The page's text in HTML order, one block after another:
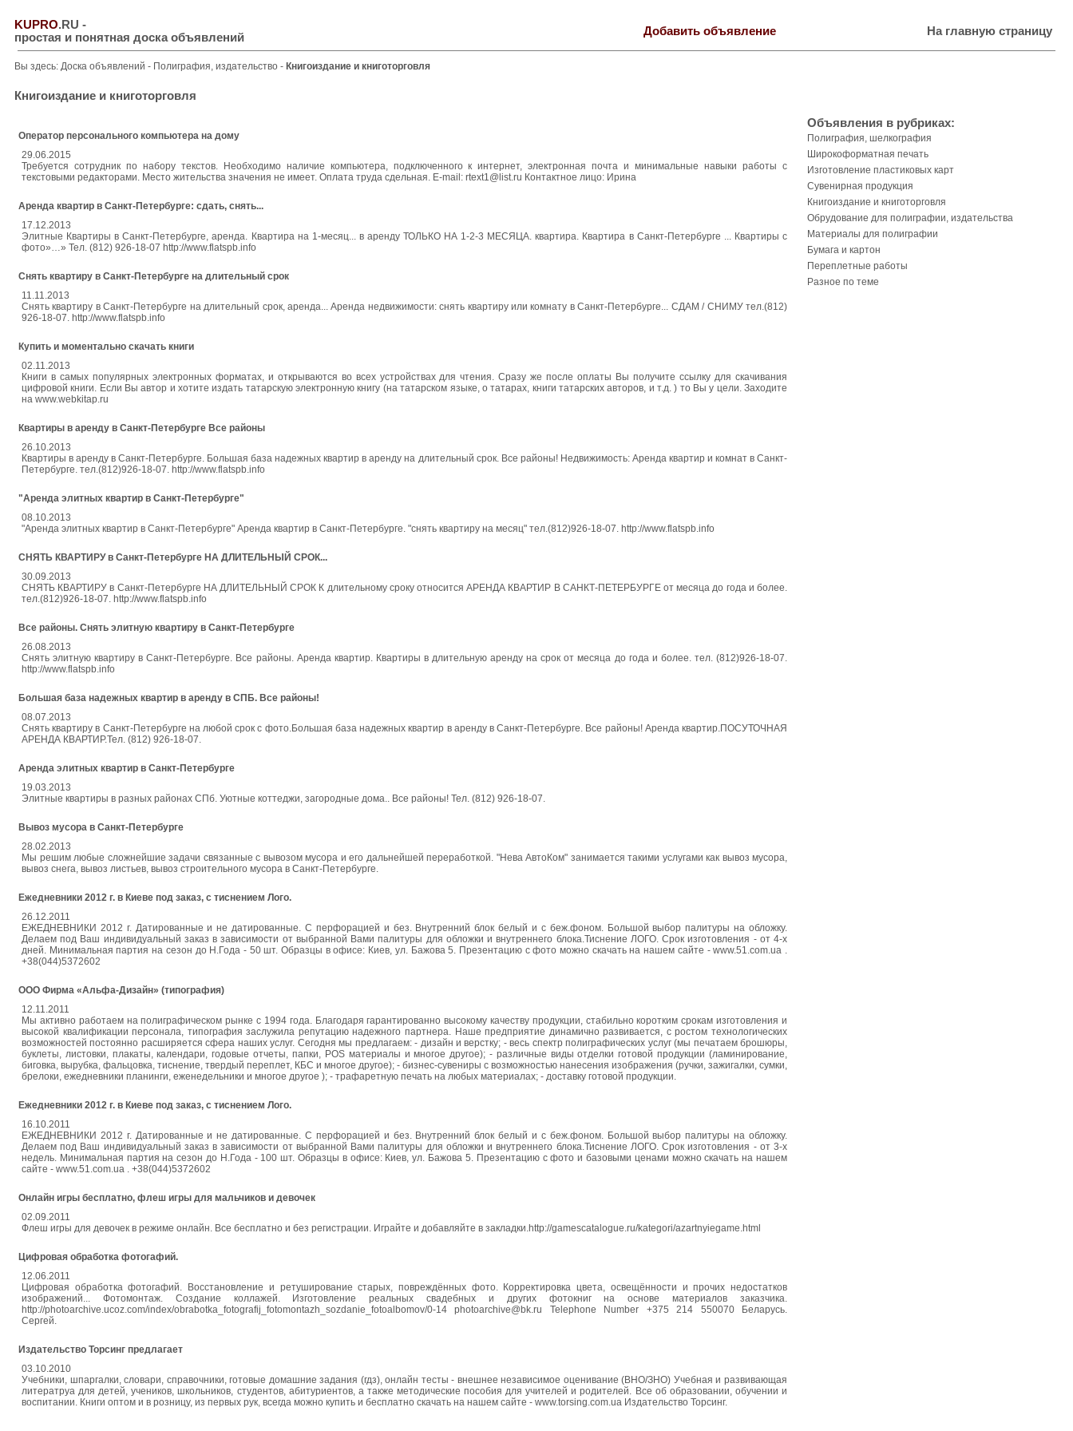
KUPRO.RU -
простая и понятная доска объявлений
Добавить объявление На главную страницу
Вы здесь: Доска объявлений - Полиграфия, издательство - Книгоиздание и книготорговля
Книгоиздание и книготорговля
Оператор персонального компьютера на дому
29.06.2015
Требуется сотрудник по набору текстов. Необходимо наличие компьютера, подключенного к интернет, электронная почта и минимальные навыки работы с
текстовыми редакторами. Место жительства значения не имеет. Оплата труда сдельная. E-mail: rtext1@list.ru Контактное лицо: Ирина
Аренда квартир в Санкт-Петербурге: сдать, снять...
17.12.2013
Элитные Квартиры в Санкт-Петербурге, аренда. Квартира на 1-месяц... в аренду ТОЛЬКО НА 1-2-3 МЕСЯЦА. квартира. Квартира в Санкт-Петербурге ... Квартиры с
фото»…» Тел. (812) 926-18-07 http://www.flatspb.info
Снять квартиру в Санкт-Петербурге на длительный срок
11.11.2013
Снять квартиру в Санкт-Петербурге на длительный срок, аренда... Аренда недвижимости: снять квартиру или комнату в Санкт-Петербурге... СДАМ / СНИМУ тел.(812)
926-18-07. http://www.flatspb.info
Купить и моментально скачать книги
02.11.2013
Книги в самых популярных электронных форматах, и открываются во всех устройствах для чтения. Сразу же после оплаты Вы получите ссылку для скачивания
цифровой книги. Если Вы автор и хотите издать татарскую электронную книгу (на татарском языке, о татарах, книги татарских авторов, и т.д. ) то Вы у цели. Заходите
на www.webkitap.ru
Квартиры в аренду в Санкт-Петербурге Все районы
26.10.2013
Квартиры в аренду в Санкт-Петербурге. Большая база надежных квартир в аренду на длительный срок. Все районы! Недвижимость: Аренда квартир и комнат в Санкт-
Петербурге. тел.(812)926-18-07. http://www.flatspb.info
"Аренда элитных квартир в Санкт-Петербурге"
08.10.2013
"Аренда элитных квартир в Санкт-Петербурге" Аренда квартир в Санкт-Петербурге. "снять квартиру на месяц" тел.(812)926-18-07. http://www.flatspb.info
СНЯТЬ КВАРТИРУ в Санкт-Петербурге НА ДЛИТЕЛЬНЫЙ СРОК...
30.09.2013
СНЯТЬ КВАРТИРУ в Санкт-Петербурге НА ДЛИТЕЛЬНЫЙ СРОК К длительному сроку относится АРЕНДА КВАРТИР В САНКТ-ПЕТЕРБУРГЕ от месяца до года и более.
тел.(812)926-18-07. http://www.flatspb.info
Все районы. Снять элитную квартиру в Санкт-Петербурге
26.08.2013
Снять элитную квартиру в Санкт-Петербурге. Все районы. Аренда квартир. Квартиры в длительную аренду на срок от месяца до года и более. тел. (812)926-18-07.
http://www.flatspb.info
Большая база надежных квартир в аренду в СПБ. Все районы!
08.07.2013
Снять квартиру в Санкт-Петербурге на любой срок с фото.Большая база надежных квартир в аренду в Санкт-Петербурге. Все районы! Аренда квартир.ПОСУТОЧНАЯ
АРЕНДА КВАРТИР.Тел. (812) 926-18-07.
Аренда элитных квартир в Санкт-Петербурге
19.03.2013
Элитные квартиры в разных районах СПб. Уютные коттеджи, загородные дома.. Все районы! Тел. (812) 926-18-07.
Вывоз мусора в Санкт-Петербурге
28.02.2013
Мы решим любые сложнейшие задачи связанные с вывозом мусора и его дальнейшей переработкой. "Нева АвтоКом" занимается такими услугами как вывоз мусора,
вывоз снега, вывоз листьев, вывоз строительного мусора в Санкт-Петербурге.
Ежедневники 2012 г. в Киеве под заказ, с тиснением Лого.
26.12.2011
ЕЖЕДНЕВНИКИ 2012 г. Датированные и не датированные. С перфорацией и без. Внутренний блок белый и с беж.фоном. Большой выбор палитуры на обложку.
Делаем под Ваш индивидуальный заказ в зависимости от выбранной Вами палитуры для обложки и внутреннего блока.Тиснение ЛОГО. Срок изготовления - от 4-х
дней. Минимальная партия на сезон до Н.Года - 50 шт. Образцы в офисе: Киев, ул. Бажова 5. Презентацию с фото можно скачать на нашем сайте - www.51.com.ua .
+38(044)5372602
ООО Фирма «Альфа-Дизайн» (типография)
12.11.2011
Мы активно работаем на полиграфическом рынке с 1994 года. Благодаря гарантированно высокому качеству продукции, стабильно коротким срокам изготовления и
высокой квалификации персонала, типография заслужила репутацию надежного партнера. Наше предприятие динамично развивается, с ростом технологических
возможностей постоянно расширяется сфера наших услуг. Сегодня мы предлагаем: - дизайн и верстку; - весь спектр полиграфических услуг (мы печатаем брошюры,
буклеты, листовки, плакаты, календари, годовые отчеты, папки, POS материалы и многое другое); - различные виды отделки готовой продукции (ламинирование,
биговка, вырубка, фальцовка, тиснение, твердый переплет, КБС и многое другое); - бизнес-сувениры с возможностью нанесения изображения (ручки, зажигалки, сумки,
брелоки, ежедневники планинги, еженедельники и многое другое ); - трафаретную печать на любых материалах; - доставку готовой продукции.
Ежедневники 2012 г. в Киеве под заказ, с тиснением Лого.
16.10.2011
ЕЖЕДНЕВНИКИ 2012 г. Датированные и не датированные. С перфорацией и без. Внутренний блок белый и с беж.фоном. Большой выбор палитуры на обложку.
Делаем под Ваш индивидуальный заказ в зависимости от выбранной Вами палитуры для обложки и внутреннего блока.Тиснение ЛОГО. Срок изготовления - от 3-х
недель. Минимальная партия на сезон до Н.Года - 100 шт. Образцы в офисе: Киев, ул. Бажова 5. Презентацию с фото и базовыми ценами можно скачать на нашем
сайте - www.51.com.ua . +38(044)5372602
Онлайн игры бесплатно, флеш игры для мальчиков и девочек
02.09.2011
Флеш игры для девочек в режиме онлайн. Все бесплатно и без регистрации. Играйте и добавляйте в закладки.http://gamescatalogue.ru/kategori/azartnyiegame.html
Цифровая обработка фотогафий.
12.06.2011
Цифровая обработка фотогафий. Восстановление и ретуширование старых, повреждённых фото. Корректировка цвета, освещённости и прочих недостатков
изображений... Фотомонтаж. Создание коллажей. Изготовление реальных свадебных и других фотокниг на основе материалов заказчика.
http://photoarchive.ucoz.com/index/obrabotka_fotografij_fotomontazh_sozdanie_fotoalbomov/0-14 photoarchive@bk.ru Telephone Number +375 214 550070 Беларусь.
Сергей.
Издательство Торсинг предлагает
03.10.2010
Учебники, шпаргалки, словари, справочники, готовые домашние задания (гдз), онлайн тесты - внешнее независимое оценивание (ВНО/ЗНО) Учебная и развивающая
литератруа для детей, учеников, школьников, студентов, абитуриентов, а также методические пособия для учителей и родителей. Все об образовании, обучении и
воспитании. Книги оптом и в розницу, из первых рук, всегда можно купить и бесплатно скачать на нашем сайте - www.torsing.com.ua Издательство Торсинг.
Объявления в рубриках:
Полиграфия, шелкография
Широкоформатная печать
Изготовление пластиковых карт
Сувенирная продукция
Книгоиздание и книготорговля
Обрудование для полиграфии, издательства
Материалы для полиграфии
Бумага и картон
Переплетные работы
Разное по теме